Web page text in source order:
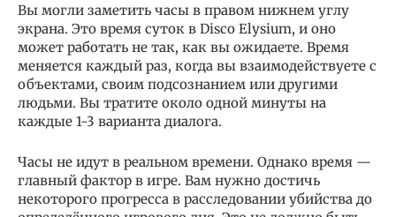
Вы могли заметить часы в правом нижнем углу
экрана. Это время суток в Disco Elysium, и оно
может работать не так, как вы ожидаете. Время
меняется каждый раз, когда вы взаимодействуете с
объектами, своим подсознанием или другими
людьми. Вы тратите около одной минуты на
каждые 1-3 варианта диалога.
Часы не идут в реальном времени. Однако время —
главный фактор в игре. Вам нужно достичь
некоторого прогресса в расследовании убийства до